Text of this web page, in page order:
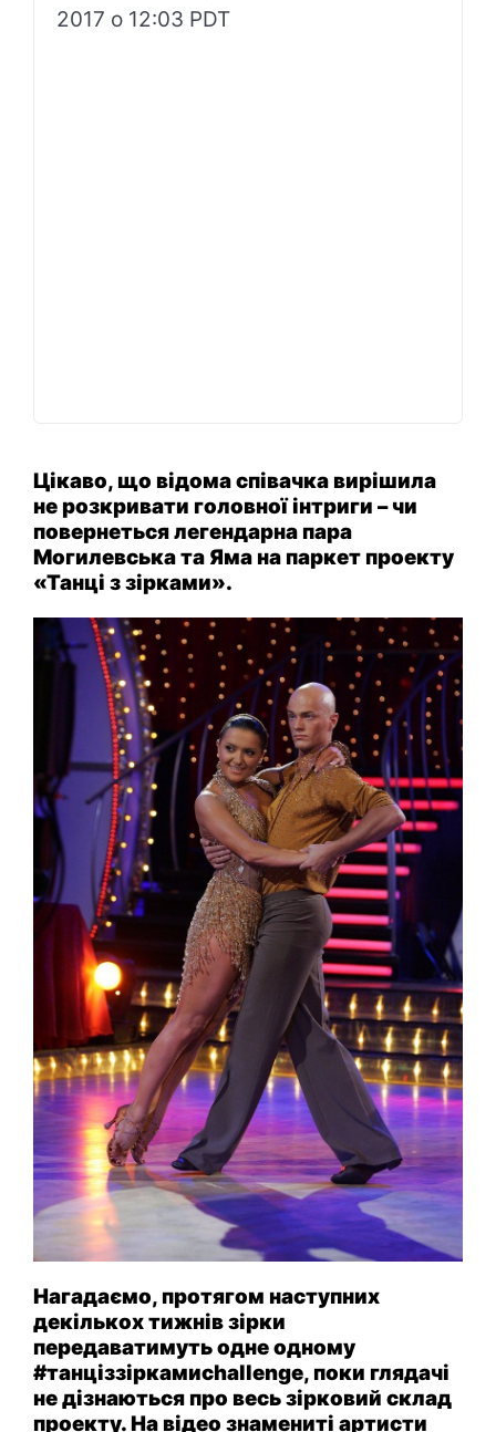
2017 о 12:03 PDT
Цікаво, що відома співачка вирішила
не розкривати головної інтриги – чи
повернеться легендарна пара
Могилевська та Яма на паркет проекту
«Танці з зірками».
Нагадаємо, протягом наступних
декількох тижнів зірки
передаватимуть одне одному
#танціззіркамиchallenge, поки глядачі
не дізнаються про весь зірковий склад
проекту. На відео знамениті артисти